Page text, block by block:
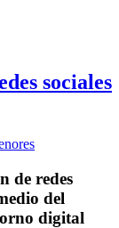
sociales
de redes
del
digital